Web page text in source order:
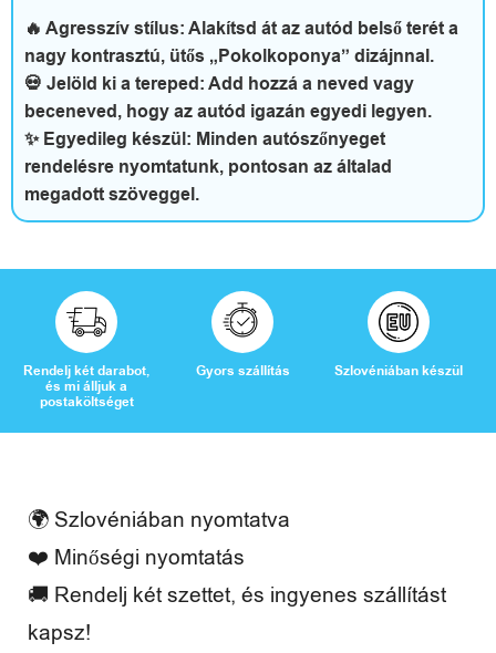
O
t
t
h
n
é
s
s
a
b
a
🔥 Agresszív stílus: Alakítsd át az autód belső terét a
nagy kontrasztú, ütős „Pokolkoponya” dizájnnal.
💀 Jelöld ki a tereped: Add hozzá a neved vagy
beceneved, hogy az autód igazán egyedi legyen.
✨ Egyedileg készül: Minden autószőnyeget
rendelésre nyomtatunk, pontosan az általad
megadott szöveggel.
Rendelj két darabot,
és mi álljuk a
postaköltséget
Gyors szállítás Szlovéniában készül
🌍 Szlovéniában nyomtatva
❤️ Minőségi nyomtatás
🚚 Rendelj két szettet, és ingyenes szállítást
kapsz!